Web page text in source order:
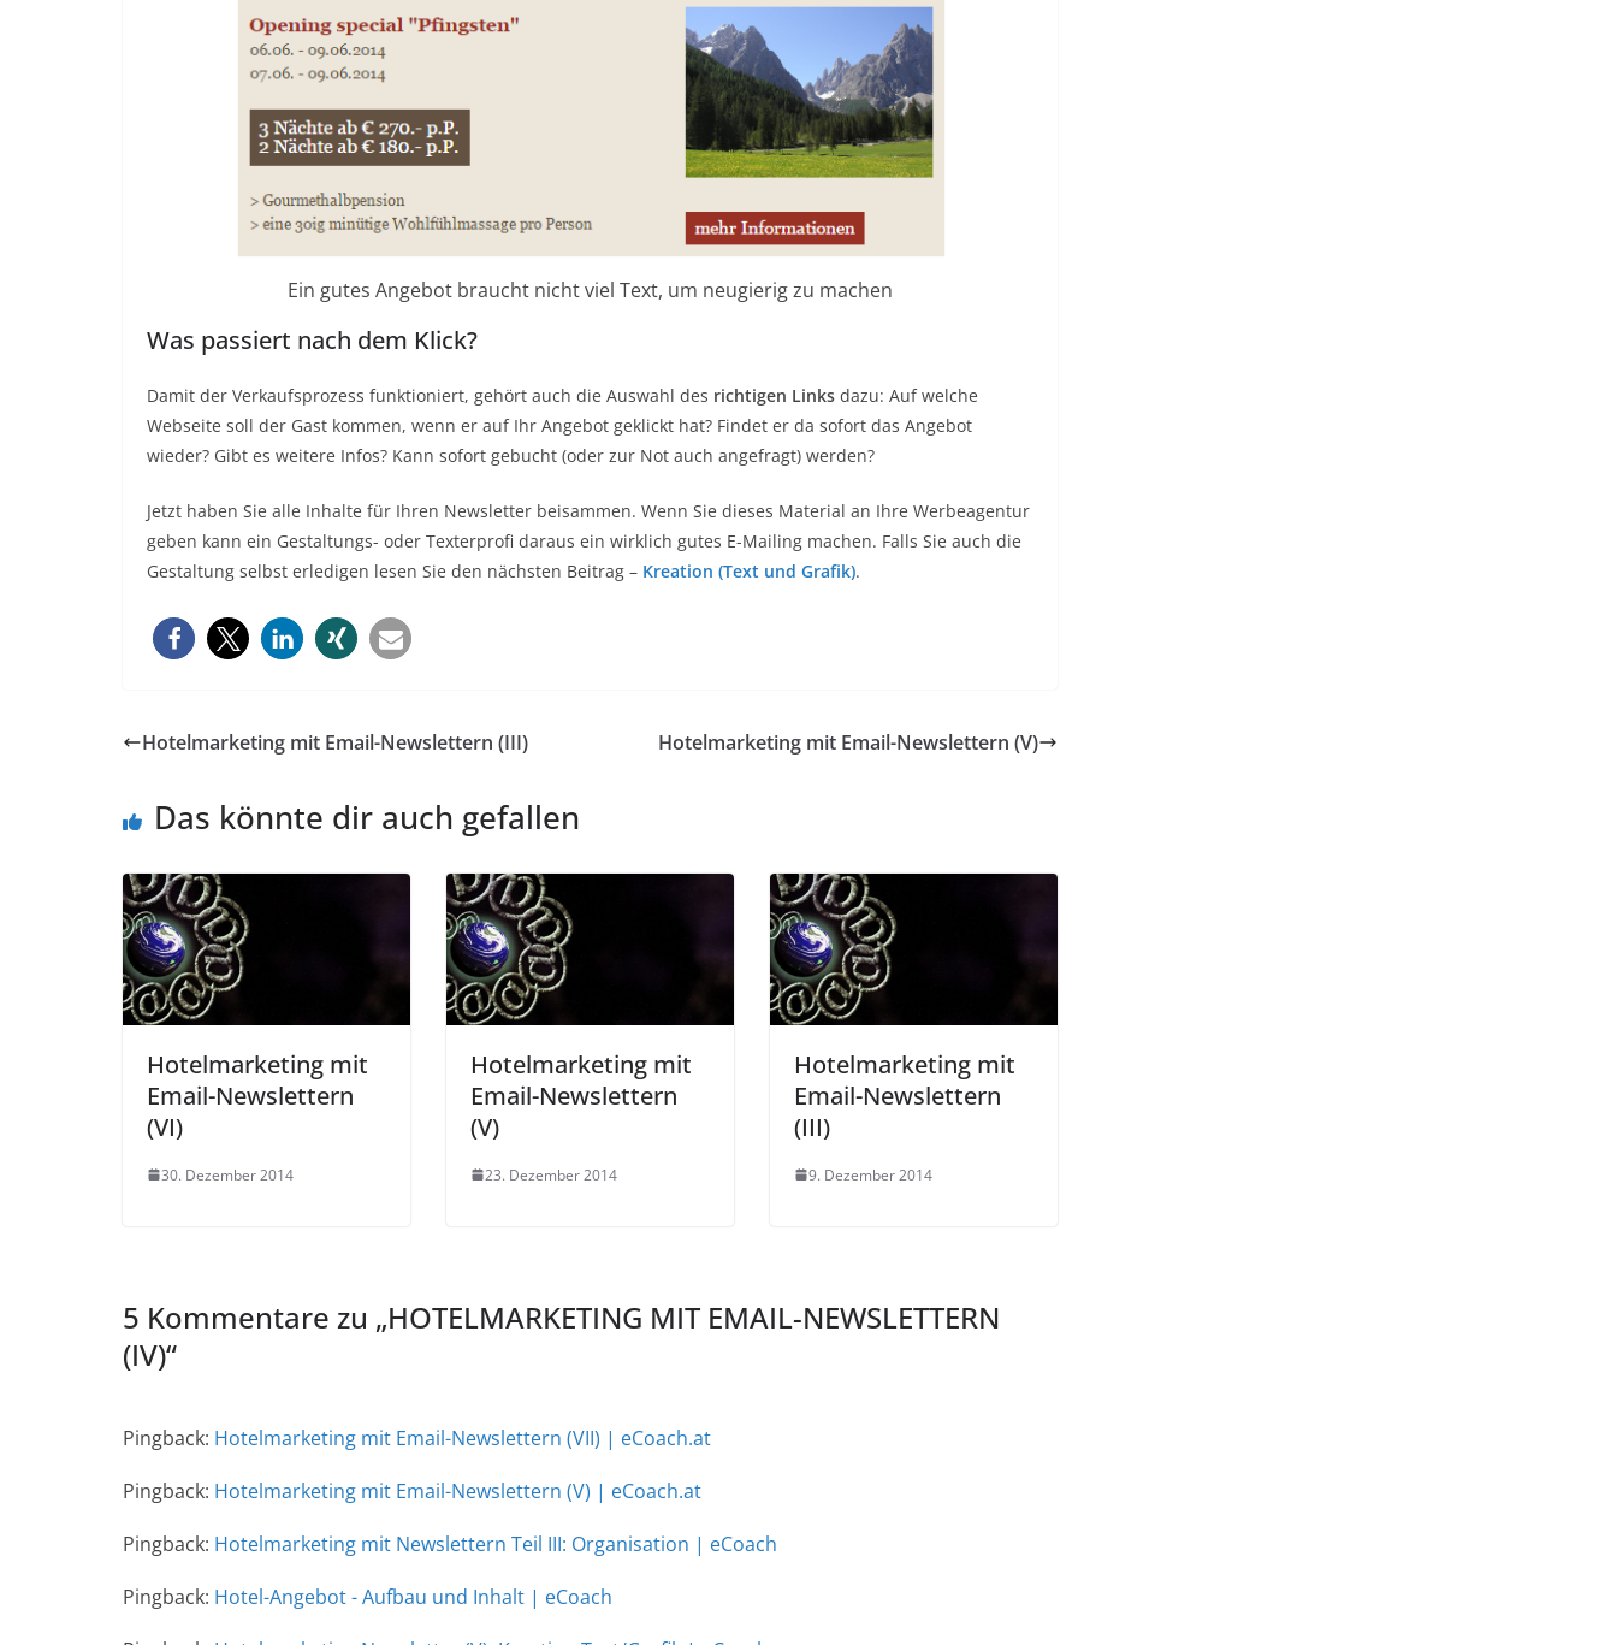
Ein gutes Angebot braucht nicht viel Text, um neugierig zu machen
Was passiert nach dem Klick?
Damit der Verkaufsprozess funktioniert, gehört auch die Auswahl des richtigen Links dazu: Auf welche
Webseite soll der Gast kommen, wenn er auf Ihr Angebot geklickt hat? Findet er da sofort das Angebot
wieder? Gibt es weitere Infos? Kann sofort gebucht (oder zur Not auch angefragt) werden?
Jetzt haben Sie alle Inhalte für Ihren Newsletter beisammen. Wenn Sie dieses Material an Ihre Werbeagentur
geben kann ein Gestaltungs- oder Texterprofi daraus ein wirklich gutes E-Mailing machen. Falls Sie auch die
Gestaltung selbst erledigen lesen Sie den nächsten Beitrag – Kreation (Text und Grafik).
Hotelmarketing mit Email-Newslettern (III) Hotelmarketing mit Email-Newslettern (V)
Das könnte dir auch gefallen
Hotelmarketing mit
Email-Newslettern
(VI)
30. Dezember 2014
Hotelmarketing mit
Email-Newslettern
(V)
23. Dezember 2014
Hotelmarketing mit
Email-Newslettern
(III)
9. Dezember 2014
5 Kommentare zu „HOTELMARKETING MIT EMAIL-NEWSLETTERN
(IV)“
Pingback: Hotelmarketing mit Email-Newslettern (VII) | eCoach.at
Pingback: Hotelmarketing mit Email-Newslettern (V) | eCoach.at
Pingback: Hotelmarketing mit Newslettern Teil III: Organisation | eCoach
Pingback: Hotel-Angebot - Aufbau und Inhalt | eCoach